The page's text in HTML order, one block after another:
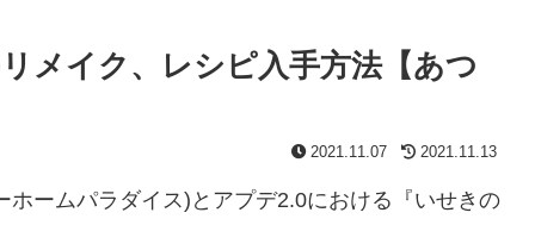
メイク、レシピ入手方法【あつ
2021.11.07 2021.11.13
ームパラダイス)とアプデ2.0における『いせきの